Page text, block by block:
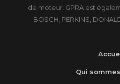
de moteur. GPRA est
BOSCH, PERKINS,
Qui